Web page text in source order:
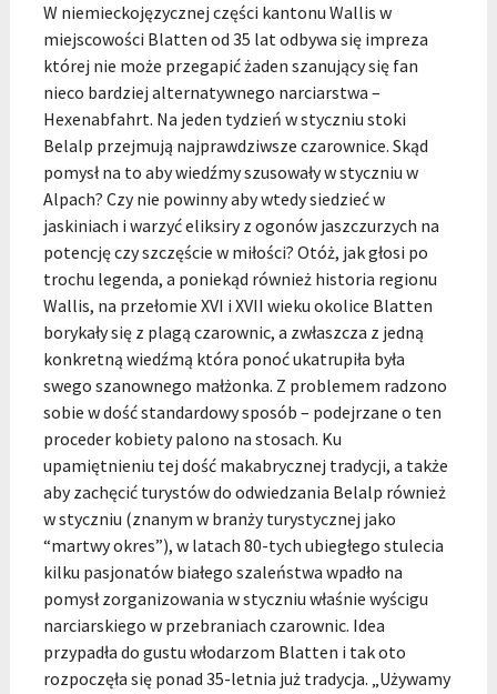
W niemieckojęzycznej części kantonu Wallis w
miejscowości Blatten od 35 lat odbywa się impreza
której nie może przegapić żaden szanujący się fan
nieco bardziej alternatywnego narciarstwa –
Hexenabfahrt. Na jeden tydzień w styczniu stoki
Belalp przejmują najprawdziwsze czarownice. Skąd
pomysł na to aby wiedźmy szusowały w styczniu w
Alpach? Czy nie powinny aby wtedy siedzieć w
jaskiniach i warzyć eliksiry z ogonów jaszczurzych na
potencję czy szczęście w miłości? Otóż, jak głosi po
trochu legenda, a poniekąd również historia regionu
Wallis, na przełomie XVI i XVII wieku okolice Blatten
borykały się z plagą czarownic, a zwłaszcza z jedną
konkretną wiedźmą która ponoć ukatrupiła była
swego szanownego małżonka. Z problemem radzono
sobie w dość standardowy sposób – podejrzane o ten
proceder kobiety palono na stosach. Ku
upamiętnieniu tej dość makabrycznej tradycji, a także
aby zachęcić turystów do odwiedzania Belalp również
w styczniu (znanym w branży turystycznej jako
“martwy okres”), w latach 80-tych ubiegłego stulecia
kilku pasjonatów białego szaleństwa wpadło na
pomysł zorganizowania w styczniu właśnie wyścigu
narciarskiego w przebraniach czarownic. Idea
przypadła do gustu włodarzom Blatten i tak oto
rozpoczęła się ponad 35-letnia już tradycja. „Używamy